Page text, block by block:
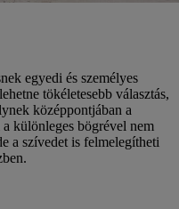
egyedi és személyes
tökéletesebb választás,
középpontjában a
különleges bögrével nem
a szívedet is felmelegítheti